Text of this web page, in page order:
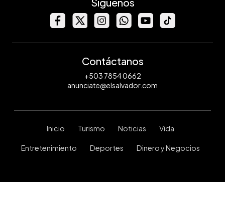
Contáctanos
+503 7854 0662
anunciate@elsalvador.com
Inicio Turismo Noticias Vida
Entretenimiento Deportes Dinero y Negocios